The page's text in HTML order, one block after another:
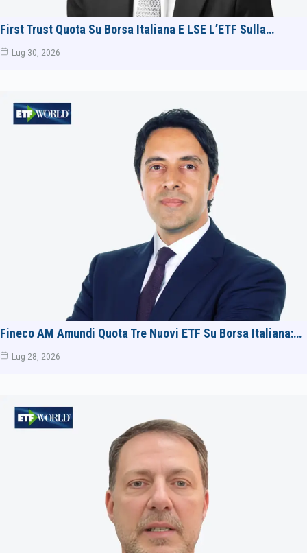
First Trust Quota Su Borsa Italiana E LSE L’ETF Sulla…
Lug 30, 2026
Fineco AM Amundi Quota Tre Nuovi ETF Su Borsa Italiana:…
Lug 28, 2026